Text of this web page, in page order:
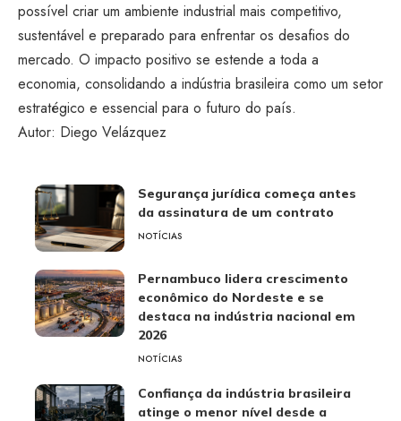
possível criar um ambiente industrial mais competitivo,
sustentável e preparado para enfrentar os desafios do
mercado. O impacto positivo se estende a toda a
economia, consolidando a indústria brasileira como um setor
estratégico e essencial para o futuro do país.
Autor: Diego Velázquez
Segurança jurídica começa antes
da assinatura de um contrato
NOTÍCIAS
Pernambuco lidera crescimento
econômico do Nordeste e se
destaca na indústria nacional em
2026
NOTÍCIAS
Confiança da indústria brasileira
atinge o menor nível desde a